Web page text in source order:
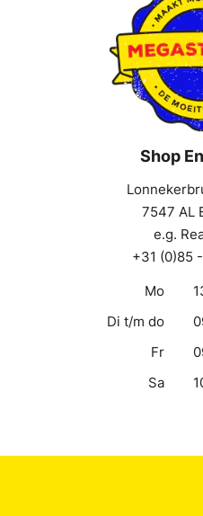
Shop
7547 AL
e.g.
+31 (0)85
Mo
Di t/m do
Fr
Sa